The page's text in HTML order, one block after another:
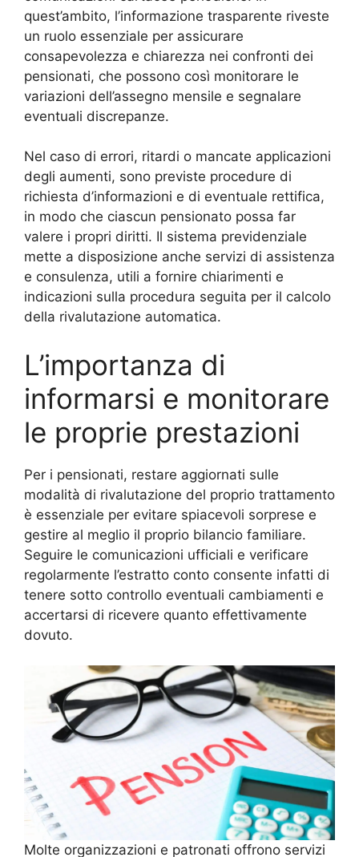
quest’ambito, l’informazione trasparente riveste
un ruolo essenziale per assicurare
consapevolezza e chiarezza nei confronti dei
pensionati, che possono così monitorare le
variazioni dell’assegno mensile e segnalare
eventuali discrepanze.
Nel caso di errori, ritardi o mancate applicazioni
degli aumenti, sono previste procedure di
richiesta d’informazioni e di eventuale rettifica,
in modo che ciascun pensionato possa far
valere i propri diritti. Il sistema previdenziale
mette a disposizione anche servizi di assistenza
e consulenza, utili a fornire chiarimenti e
indicazioni sulla procedura seguita per il calcolo
della rivalutazione automatica.
L’importanza di
informarsi e monitorare
le proprie prestazioni
Per i pensionati, restare aggiornati sulle
modalità di rivalutazione del proprio trattamento
è essenziale per evitare spiacevoli sorprese e
gestire al meglio il proprio bilancio familiare.
Seguire le comunicazioni ufficiali e verificare
regolarmente l’estratto conto consente infatti di
tenere sotto controllo eventuali cambiamenti e
accertarsi di ricevere quanto effettivamente
dovuto.
Molte organizzazioni e patronati offrono servizi